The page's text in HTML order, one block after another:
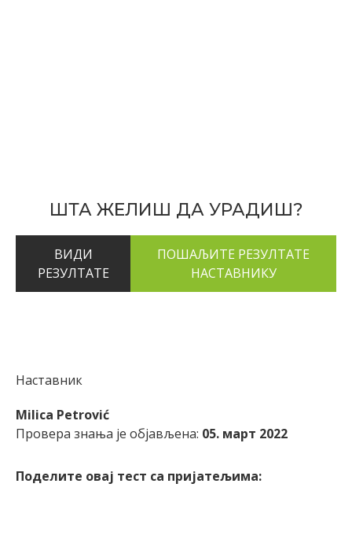
ШТА ЖЕЛИШ ДА УРАДИШ?
ВИДИ
РЕЗУЛТАТЕ
Наставник
Milica Petrović
Провера знања је објављена: 05. март 2022
Поделите овај тест са пријатељима: